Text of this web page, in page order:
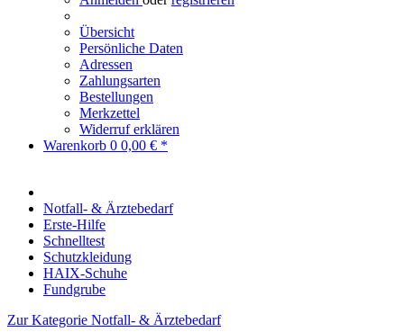
Übersicht
Persönliche Daten
Adressen
Zahlungsarten
Bestellungen
Merkzettel
Widerruf erklären
Warenkorb 0 0,00 € *
Notfall- & Ärztebedarf
Erste-Hilfe
Schnelltest
Schutzkleidung
HAIX-Schuhe
Fundgrube
Zur Kategorie Notfall- & Ärztebedarf